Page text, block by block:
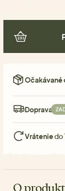
Očakávané
Doprava:
Vráteniedo
O